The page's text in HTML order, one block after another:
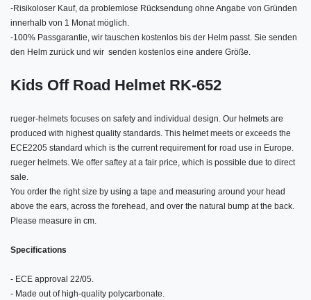
-Risikoloser Kauf, da problemlose Rücksendung ohne Angabe von Gründen
innerhalb von 1 Monat möglich.
-100% Passgarantie, wir tauschen kostenlos bis der Helm passt. Sie senden
den Helm zurück und wir senden kostenlos eine andere Größe.
Kids Off Road Helmet RK-652
rueger-helmets focuses on safety and individual design. Our helmets are
produced with highest quality standards. This helmet meets or exceeds the
ECE2205 standard which is the current requirement for road use in Europe.
rueger helmets. We offer saftey at a fair price, which is possible due to direct
sale.
You order the right size by using a tape and measuring around your head
above the ears, across the forehead, and over the natural bump at the back.
Please measure in cm.
Specifications
- ECE approval 22/05.
- Made out of high-quality polycarbonate.